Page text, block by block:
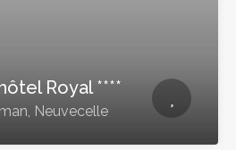
Royal ****
Neuvecelle